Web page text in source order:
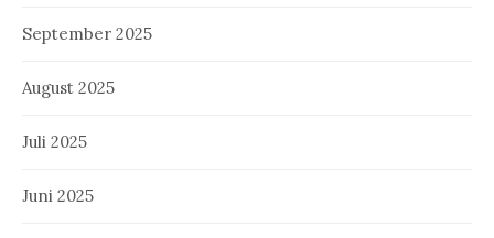
September 2025
August 2025
Juli 2025
Juni 2025